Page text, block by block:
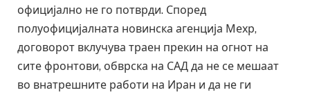
официјално не го потврди. Според
полуофицијалната новинска агенција Мехр,
договорот вклучува траен прекин на огнот на
сите фронтови, обврска на САД да не се мешаат
во внатрешните работи на Иран и да не ги